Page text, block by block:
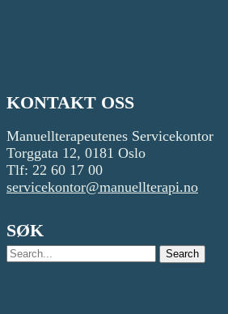
KONTAKT OSS
Manuellterapeutenes Servicekontor
Torggata 12, 0181 Oslo
Tlf: 22 60 17 00
servicekontor@manuellterapi.no
SØK
Search